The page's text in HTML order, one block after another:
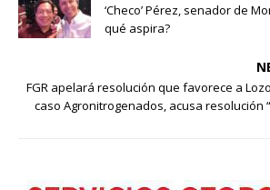
‘Checo’ Pérez, senador de
qué aspira?
FGR apelará resolución que favorece a
caso Agronitrogenados, acusa resolución